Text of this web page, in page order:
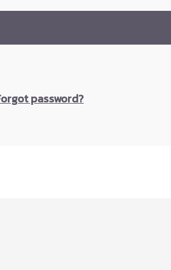
password?